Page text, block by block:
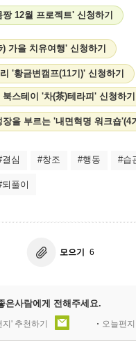
12월 프로젝트' 신청하기
) 가을 치유여행' 신청하기
'황금변캠프(11기)' 신청하기
북스테이 '차(茶)테라피' 신청하기
장을 부르는 '내면혁명 워크숍'(4
결심 #창조 #행동 #습
되풀이
모으기 6
은사람에게 전해주세요.
' 추천하기 오늘편